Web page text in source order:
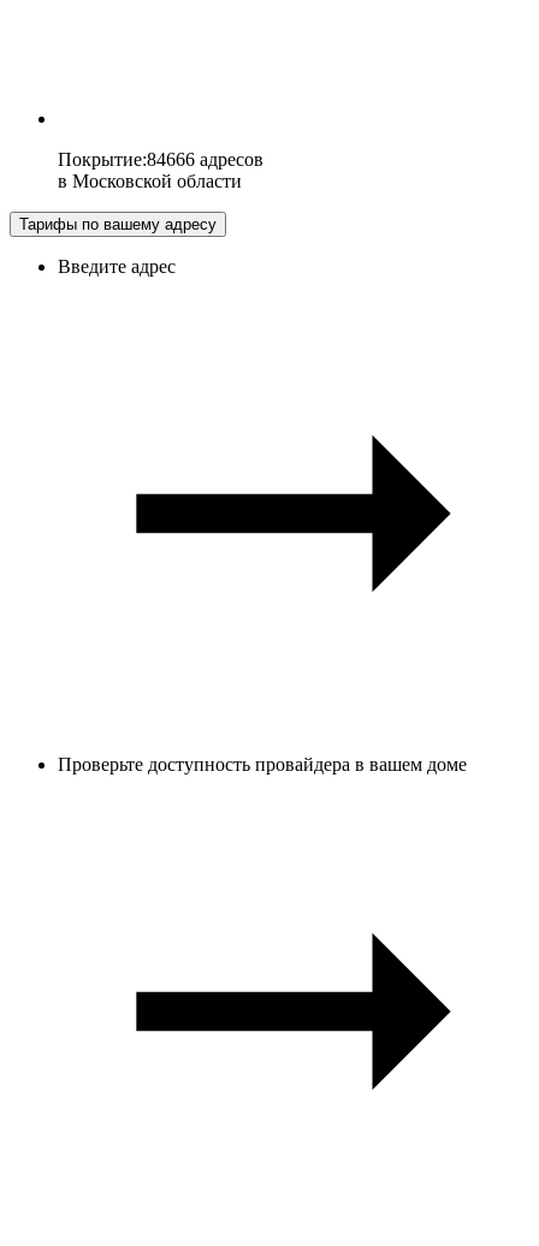
Покрытие:84666 адресов
в Московской области
Тарифы по вашему адресу
Введите адрес
Проверьте доступность провайдера в вашем доме